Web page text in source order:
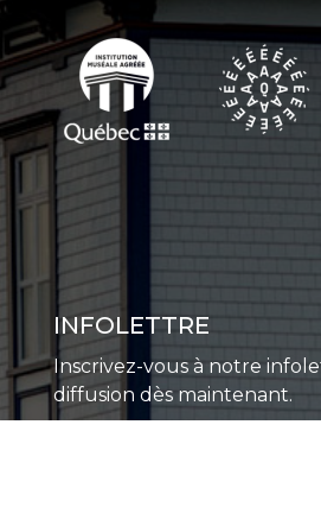
INFOLETTRE
Inscrivez-vous à notre
diffusion dès maintenant.